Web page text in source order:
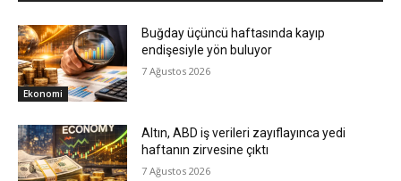
Ekonomi
Buğday üçüncü haftasında kayıp
endişesiyle yön buluyor
7 Ağustos 2026
Altın, ABD iş verileri zayıflayınca yedi
haftanın zirvesine çıktı
7 Ağustos 2026